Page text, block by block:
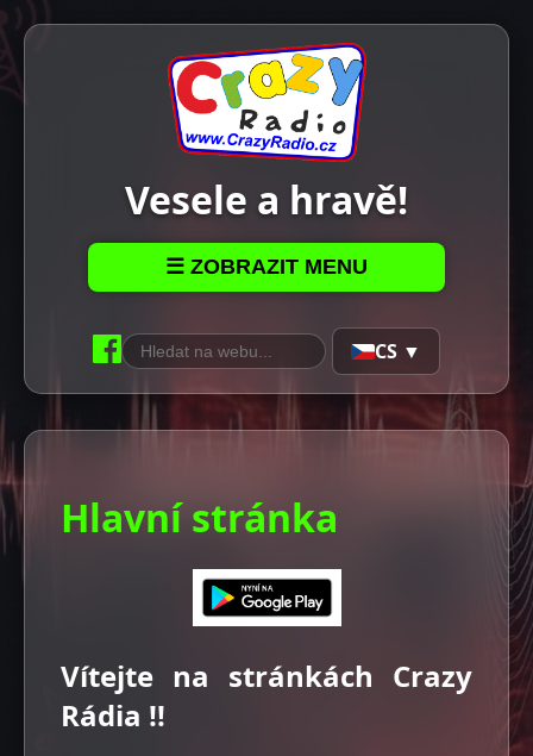
Vesele a hravě!
☰ ZOBRAZIT MENU
CS ▼
Hlavní stránka
Vítejte na stránkách Crazy
Rádia !!